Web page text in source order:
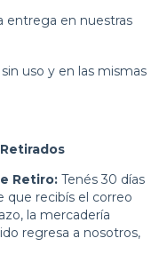
entrega en nuestras
uso y en las mismas
Retiro: Tenés 30 días
que recibís el correo
la mercadería
regresa a nosotros,